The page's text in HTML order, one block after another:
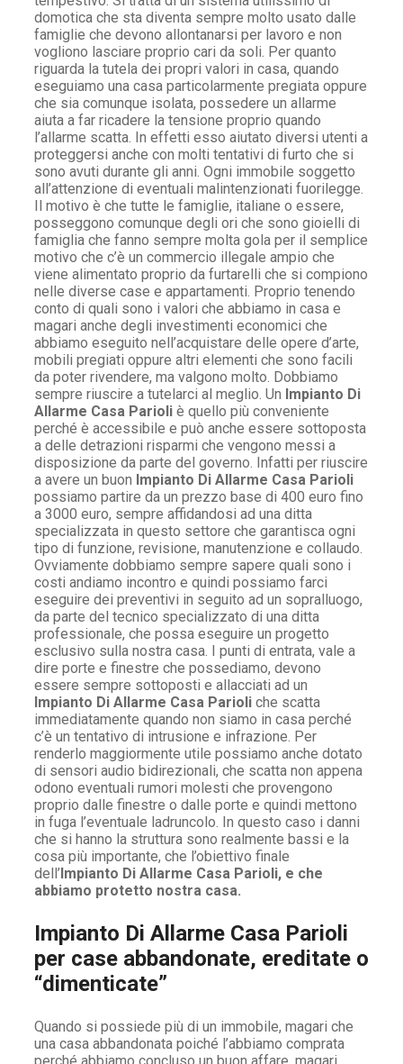
domotica che sta diventa sempre molto usato dalle
famiglie che devono allontanarsi per lavoro e non
vogliono lasciare proprio cari da soli. Per quanto
riguarda la tutela dei propri valori in casa, quando
eseguiamo una casa particolarmente pregiata oppure
che sia comunque isolata, possedere un allarme
aiuta a far ricadere la tensione proprio quando
l’allarme scatta. In effetti esso aiutato diversi utenti a
proteggersi anche con molti tentativi di furto che si
sono avuti durante gli anni. Ogni immobile soggetto
all’attenzione di eventuali malintenzionati fuorilegge.
Il motivo è che tutte le famiglie, italiane o essere,
posseggono comunque degli ori che sono gioielli di
famiglia che fanno sempre molta gola per il semplice
motivo che c’è un commercio illegale ampio che
viene alimentato proprio da furtarelli che si compiono
nelle diverse case e appartamenti. Proprio tenendo
conto di quali sono i valori che abbiamo in casa e
magari anche degli investimenti economici che
abbiamo eseguito nell’acquistare delle opere d’arte,
mobili pregiati oppure altri elementi che sono facili
da poter rivendere, ma valgono molto. Dobbiamo
sempre riuscire a tutelarci al meglio. Un Impianto Di
Allarme Casa Parioli è quello più conveniente
perché è accessibile e può anche essere sottoposta
a delle detrazioni risparmi che vengono messi a
disposizione da parte del governo. Infatti per riuscire
a avere un buon Impianto Di Allarme Casa Parioli
possiamo partire da un prezzo base di 400 euro fino
a 3000 euro, sempre affidandosi ad una ditta
specializzata in questo settore che garantisca ogni
tipo di funzione, revisione, manutenzione e collaudo.
Ovviamente dobbiamo sempre sapere quali sono i
costi andiamo incontro e quindi possiamo farci
eseguire dei preventivi in seguito ad un sopralluogo,
da parte del tecnico specializzato di una ditta
professionale, che possa eseguire un progetto
esclusivo sulla nostra casa. I punti di entrata, vale a
dire porte e finestre che possediamo, devono
essere sempre sottoposti e allacciati ad un
Impianto Di Allarme Casa Parioli che scatta
immediatamente quando non siamo in casa perché
c’è un tentativo di intrusione e infrazione. Per
renderlo maggiormente utile possiamo anche dotato
di sensori audio bidirezionali, che scatta non appena
odono eventuali rumori molesti che provengono
proprio dalle finestre o dalle porte e quindi mettono
in fuga l’eventuale ladruncolo. In questo caso i danni
che si hanno la struttura sono realmente bassi e la
cosa più importante, che l’obiettivo finale
dell’Impianto Di Allarme Casa Parioli, e che
abbiamo protetto nostra casa.
Impianto Di Allarme Casa Parioli
per case abbandonate, ereditate o
“dimenticate”
Quando si possiede più di un immobile, magari che
una casa abbandonata poiché l’abbiamo comprata
perché abbiamo concluso un buon affare, magari